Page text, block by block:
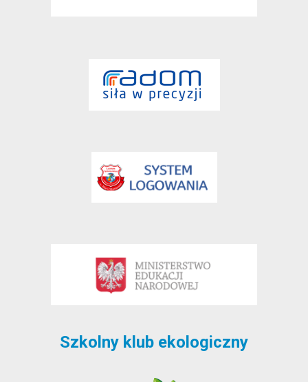
Szkolny klub ekologiczny